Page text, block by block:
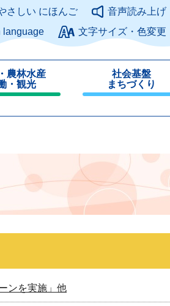
このページの本文へ
さしい にほんご
音声読み上げ
language
文字サイズ・色変更
農林水産
・観光
社会基盤
まちづくり
じ
ンを実施」他